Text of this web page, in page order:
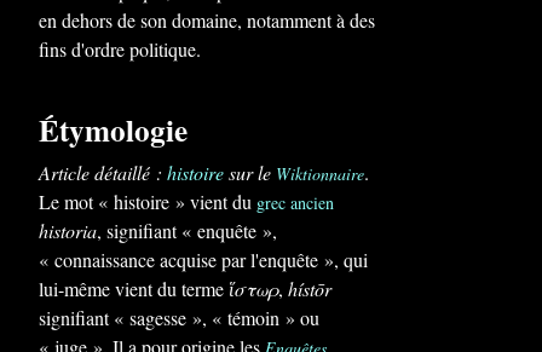
en dehors de son domaine, notamment à des
fins d'ordre politique.
Étymologie
Article détaillé : histoiresur le Wiktionnaire.
Le mot« histoire » vient du grec ancien
historia, signifiant « enquête »,
« connaissance acquise par l'enquête », qui
lui-même vient du terme ἵστωρ, hístōr
signifiant « sagesse », « témoin » ou
« juge ». Il a pour origine les